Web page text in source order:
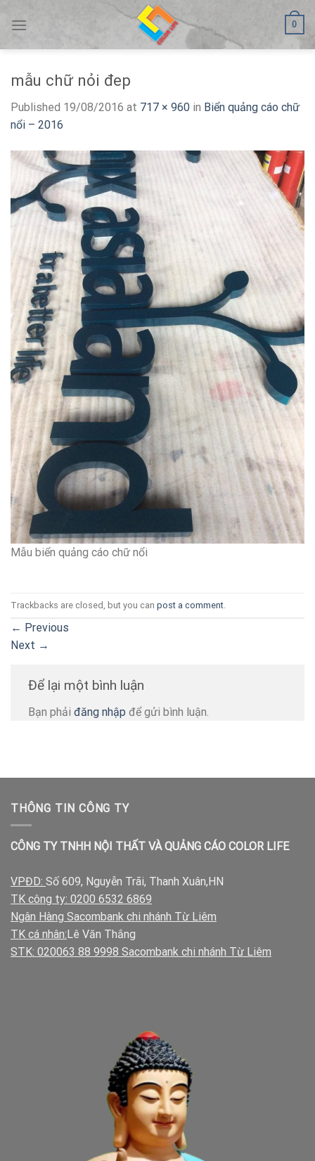
0
mẫu chữ nỏi đep
Published 19/08/2016 at 717 × 960 in Biển quảng cáo chữ
nổi – 2016
Mẫu biển quảng cáo chữ nổi
Trackbacks are closed, but you can post a comment
← Previous
Next →
Để lại một bình luận
Bạn phải đăng nhập để gửi bình luận.
THÔNG TIN CÔNG TY
CÔNG TY TNHH NỘI THẤT VÀ QUẢNG CÁO COLOR LIFE
VPĐD: Số 609, Nguyễn Trãi, Thanh Xuân,HN
TK công ty: 0200 6532 6869
Ngân Hàng Sacombank chi nhánh Từ Liêm
TK cá nhân: Lê Văn Thắng
STK: 020063 88 9998 Sacombank chi nhánh Từ Liêm